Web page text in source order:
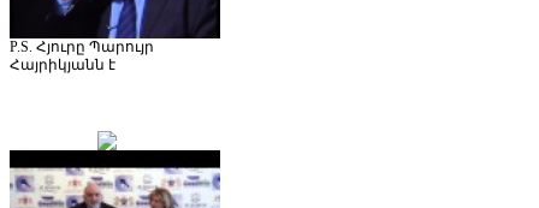
P.S. Հյուրը Պարույր
Հայրիկյանն է